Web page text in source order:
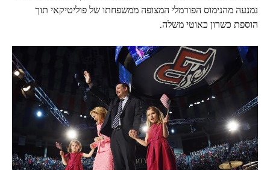
נמנעה מהנימוס הפורמלי המצופה ממשפחתו של פוליטיקאי תוך
הוספת כשרון כאוטי משלה.